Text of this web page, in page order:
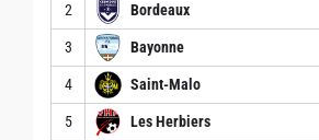
2 Bordeaux
3 Bayonne
4 Saint-Malo
5 Les Herbiers